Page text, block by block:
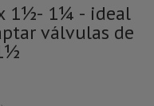
1½- 1¼ - ideal
válvulas de